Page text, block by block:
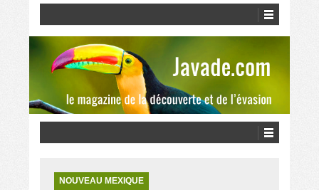
NOUVEAU MEXIQUE